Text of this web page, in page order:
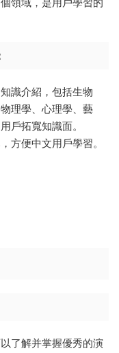
識介紹，包括生物
理學、心理學、藝
戶拓寬知識面。
方便中文用戶學習。
了解并掌握優秀的演